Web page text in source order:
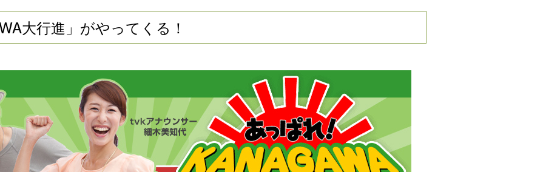
大行進」がやってくる！